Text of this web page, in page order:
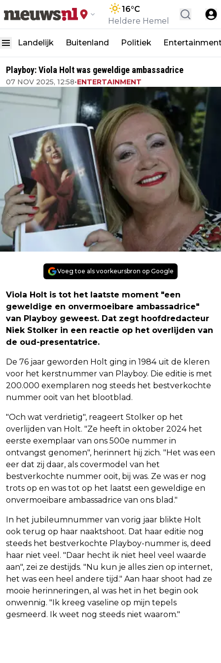
16°C
Heldere Hemel
Landelijk Buitenland Politiek
Playboy: Viola Holt was geweldige ambassadrice
07 NOV 2025, 12:58•ENTERTAINMENT
Voeg toe als voorkeursbron op Google
Viola Holt is tot het laatste moment "een
geweldige en onvermoeibare ambassadrice"
van Playboy geweest. Dat zegt hoofdredacteur
Niek Stolker in een reactie op het overlijden van
de oud-presentatrice.
De 76 jaar geworden Holt ging in 1984 uit de kleren
voor het kerstnummer van Playboy. Die editie is met
200.000 exemplaren nog steeds het bestverkochte
nummer ooit van het blootblad.
"Och wat verdrietig", reageert Stolker op het
overlijden van Holt. "Ze heeft in oktober 2024 het
eerste exemplaar van ons 500e nummer in
ontvangst genomen", herinnert hij zich. "Het was een
eer dat zij daar, als covermodel van het
bestverkochte nummer ooit, bij was. Ze was er nog
trots op en was tot op het laatst een geweldige en
onvermoeibare ambassadrice van ons blad."
In het jubileumnummer van vorig jaar blikte Holt
ook terug op haar naaktshoot. Dat haar editie nog
steeds het bestverkochte Playboy-nummer is, deed
haar niet veel. "Daar hecht ik niet heel veel waarde
aan", zei ze destijds. "Nu kun je alles zien op internet,
het was een heel andere tijd." Aan haar shoot had ze
mooie herinneringen, al was het in het begin ook
onwennig. "Ik kreeg vaseline op mijn tepels
gesmeerd. Ik weet nog steeds niet waarom."